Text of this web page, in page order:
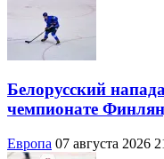
Белорусский
чемпионате
Европа 07 августа 2026